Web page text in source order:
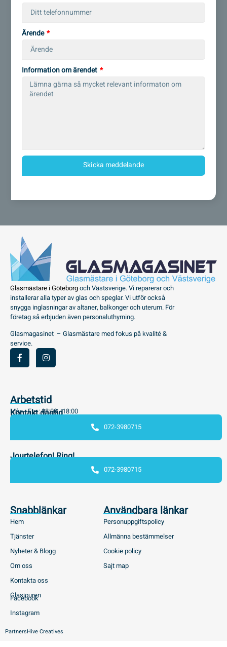
Ärende
Information om ärendet
Skicka meddelande
Glasmästare i Göteborgoch Västsverige. Vi reparerar och
installerar alla typer av glas och speglar. Vi utför också
snygga inglasningar av altaner, balkonger och uterum. För
företag så erbjuden även personaluthyrning.
Glasmagasinet – Glasmästare med fokus på kvalité &
service.
Snabblänkar
Hem
Tjänster
Nyheter & Blogg
Om oss
Kontakta oss
Glasjouren
Facebook
Instagram
Användbara länkar
Personuppgiftspolicy
Allmänna bestämmelser
Cookie policy
Sajt map
Arbetstid
Mån - Fre : 08:00 - 18:00
Kontakt dagtid
072-3980715
Jourtelefon! Ring!
072-3980715
PartnersHive Creatives